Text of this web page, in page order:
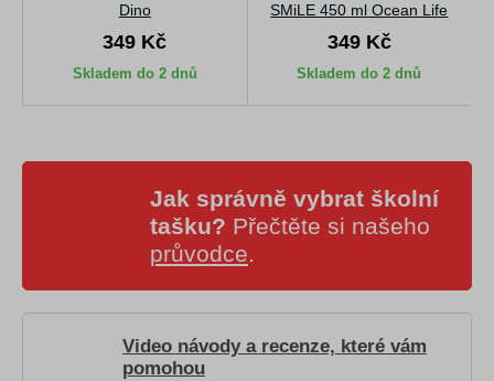
Dino
349 Kč
Skladem do 2 dnů
SMiLE 450 ml Ocean Life
349 Kč
Skladem do 2 dnů
Jak správně vybrat školní
tašku? Přečtěte si našeho
průvodce.
Video návody a recenze, které vám
pomohou